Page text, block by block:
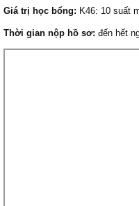
Giá trị học bổng: K46: 10 suất
Thời gian nộp hồ sơ: đến hết